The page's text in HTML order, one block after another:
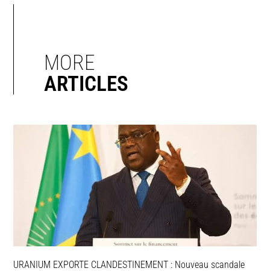
MORE
ARTICLES
URANIUM EXPORTE CLANDESTINEMENT : Nouveau scandale